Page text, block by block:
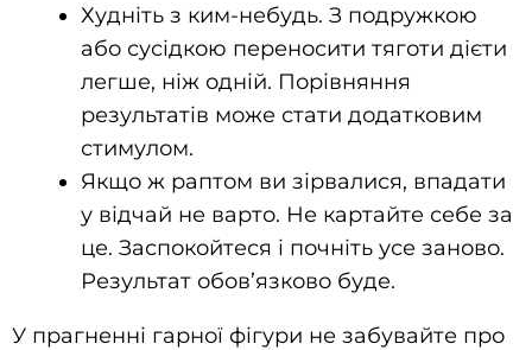
Худніть з ким-небудь. З подружкою
або сусідкою переносити тяготи дієти
легше, ніж одній. Порівняння
результатів може стати додатковим
стимулом.
Якщо ж раптом ви зірвалися, впадати
у відчай не варто. Не картайте себе за
це. Заспокойтеся і почніть усе заново.
Результат обов’язково буде.
У прагненні гарної фігури не забувайте про